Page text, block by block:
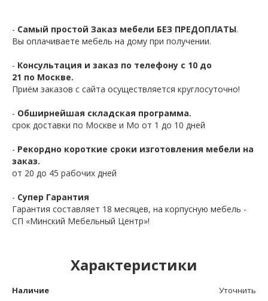
- Самый простой Заказ мебели БЕЗ ПРЕДОПЛАТЫ.
Вы оплачиваете мебель на дому при получении.
- Консультация и заказ по телефону с 10 до
21 по Москве.
Приём заказов с сайта осуществляется круглосуточно!
- Обширнейшая складская программа.
срок доставки по Москве и Мо от 1 до 10 дней
- Рекордно короткие сроки изготовления мебели на
заказ.
от 20 до 45 рабочих дней
- Супер Гарантия
Гарантия составляет 18 месяцев, на корпусную мебель -
СП «Минский Мебельный Центр»!
Характеристики
Наличие Уточнить